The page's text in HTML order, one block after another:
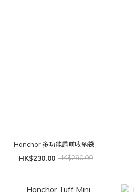
Hanchor 多功能肩前收納袋
HK$230.00 HK$290.00